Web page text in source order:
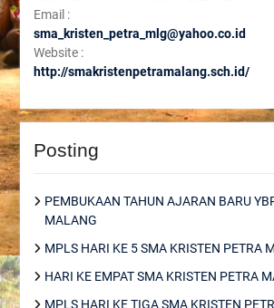
Email :
sma_kristen_petra_mlg@yahoo.co.id
Website :
http://smakristenpetramalang.sch.id/
Posting
PEMBUKAAN TAHUN AJARAN BARU
MALANG
MPLS HARI KE 5 SMA KRISTEN PETRA
HARI KE EMPAT SMA KRISTEN PETRA
MPLS HARI KE TIGA SMA KRISTEN